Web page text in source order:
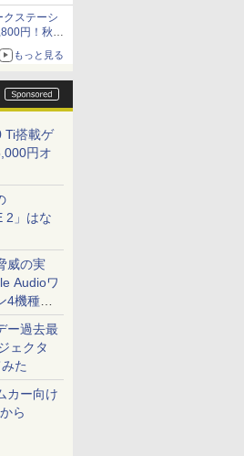
ステーシ
円！秋葉
もっと見る
Ti搭載ゲ
円オ
2」はな
威の実
Audioワ
機種を
ー過去最
ェクタ
た
カー向け
ら